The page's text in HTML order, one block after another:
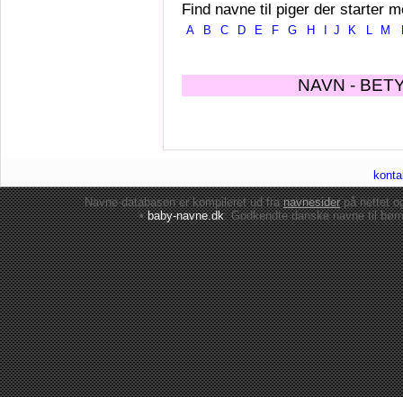
Find navne til piger der starter
A B C D E F G H J K L M
NAVN -
Navne-databasen er kompileret ud franavnesiderpå nettet
•baby-navne.dk: Godkendte danskenavne til børn